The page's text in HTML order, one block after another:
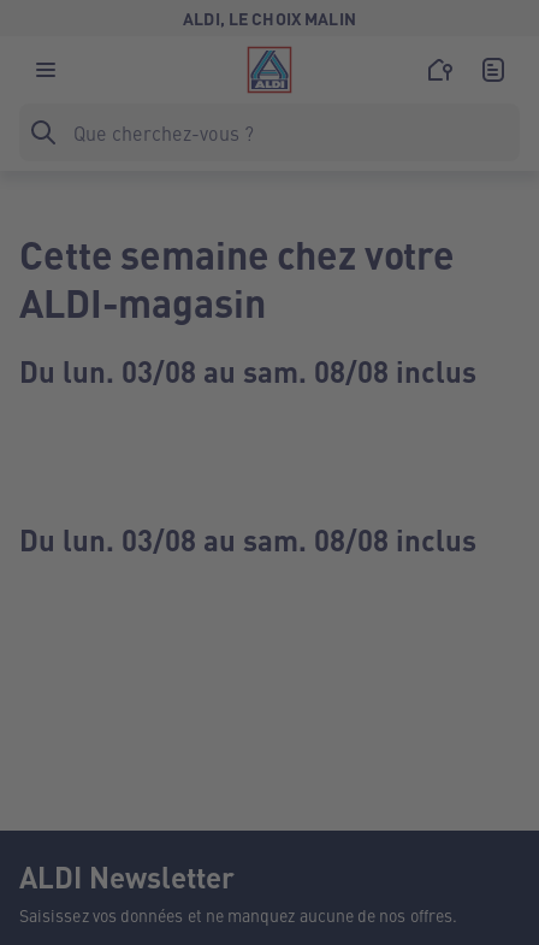
ALDI, LE CHOIX MALIN
Cette semaine chez votre
ALDI-magasin
Du lun. 03/08 au sam. 08/08 inclus
Du lun. 03/08 au sam. 08/08 inclus
ALDI Newsletter
Saisissez vos données et ne manquez aucune de nos offres.